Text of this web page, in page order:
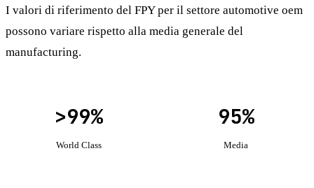
I valori di riferimento del FPY per il settore automotive oem
possono variare rispetto alla media generale del
manufacturing.
>99%
World Class
95%
Media